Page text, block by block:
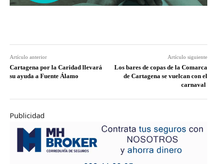
Artículo anterior
Cartagena por la Caridad llevará
su ayuda a Fuente Álamo
Artículo siguiente
Los bares de copas de la Comarca
de Cartagena se vuelcan con el
carnaval
Publicidad